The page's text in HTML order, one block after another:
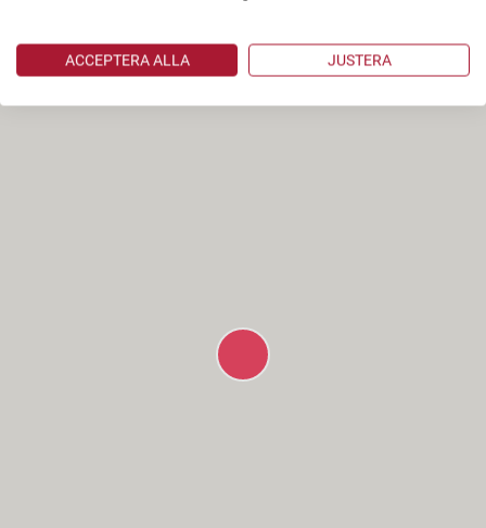
ACCEPTERA ALLA JUSTERA